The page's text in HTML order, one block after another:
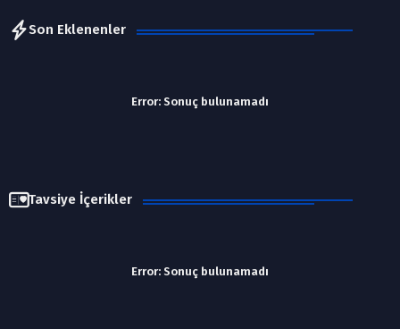
Son Eklenenler
Error: Sonuç bulunamadı
Tavsiye İçerikler
Error: Sonuç bulunamadı